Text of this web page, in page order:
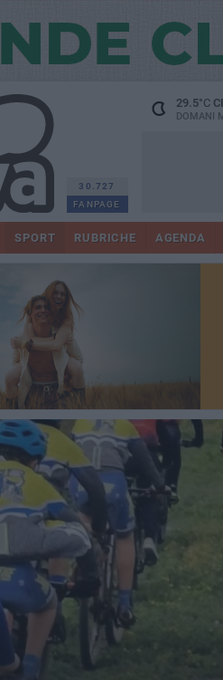
30.727
FANPAGE
29.5°C
DOMANI
SPORT RUBRICHE AGENDA